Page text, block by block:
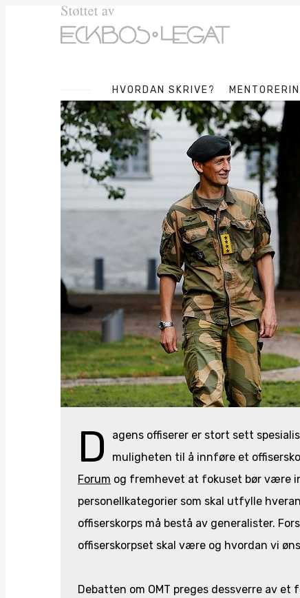
HVORDAN SKRIVE?
D
agens offiserer er stort sett
muligheten til å innføre et
Forum og fremhevet at fokuset bør være
personellkategorier som skal utfylle
offiserskorps må bestå av generalister.
offiserskorpset skal være og hvordan vi
Debatten om OMT preges dessverre av